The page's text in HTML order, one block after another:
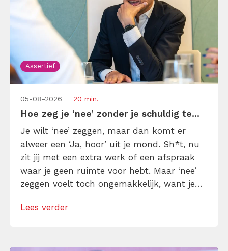
Assertief
05-08-2026 20 min.
Hoe zeg je ‘nee’ zonder je schuldig te...
Je wilt ‘nee’ zeggen, maar dan komt er
alweer een ‘Ja, hoor’ uit je mond. Sh*t, nu
zit jij met een extra werk of een afspraak
waar je geen ruimte voor hebt. Maar ‘nee’
zeggen voelt toch ongemakkelijk, want je
erna. Toch is ‘nee’ soms precies wat je nodig
Lees verder